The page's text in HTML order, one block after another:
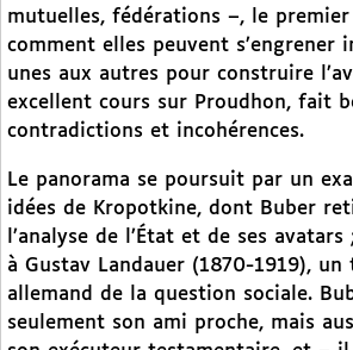
mutuelles, fédérations –, le
comment elles peuvent s’engrener
unes aux autres pour construire
excellent cours sur Proudhon, fait
contradictions et incohérences.
Le panorama se poursuit par un
idées de Kropotkine, dont Buber
l’analyse de l’État et de ses
à Gustav Landauer (1870-1919), un
allemand de la question sociale.
seulement son ami proche, mais